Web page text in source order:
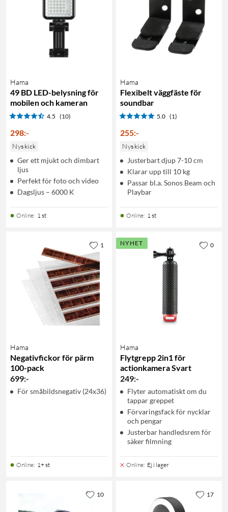
Hama
49 BD LED-belysning för
mobilen och kameran
4.5 (10)
298:-
Nyskick
Ger ett mjukt och dimbart
ljus
Perfekt för foto och video
Dagsljus – 6000 K
Online: 1 st
Hama
Flexibelt väggfäste för
soundbar
5.0 (1)
255:-
Nyskick
Justerbart djup 7-10 cm
Klarar upp till 10 kg
Passar bl.a. Sonos Beam och
Playbar
Online: 1 st
Hama
Negativfickor för pärm
100-pack
699:-
För småbildsnegativ (24x36)
Online: 1+ st
1 NYHET
Hama
Flytgrepp 2in1 för
actionkamera Svart
249:-
Flyter automatiskt om du
tappar greppet
Förvaringsfack för nycklar
och pengar
Justerbar handledsrem för
säker filmning
Online: Ej i lager
0
10 17